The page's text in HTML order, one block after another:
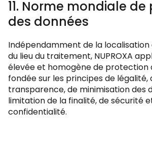
11. Norme mondiale
des données
Indépendamment de la localisation
du lieu du traitement, NUPROXA
élevée et homogène de protection
fondée sur les principes de légalité,
transparence, de minimisation des
limitation de la finalité, de sécurité
confidentialité.